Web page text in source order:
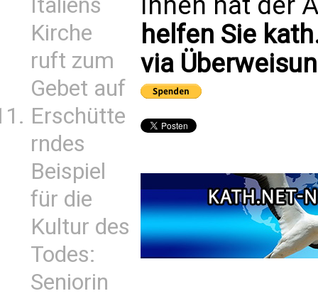
Italiens
Kirche
ruft zum
Gebet auf
Erschütte
rndes
Beispiel
für die
Kultur des
Todes:
Seniorin
helfen Sie
via